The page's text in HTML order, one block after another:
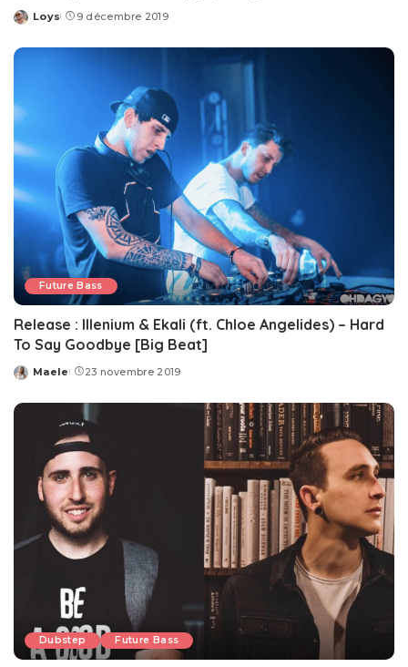
Posted
Loys 9 décembre 2019
Future Bass
Release : Illenium & Ekali (ft. Chloe Angelides) – Hard
To Say Goodbye [Big Beat]
Posted
Maele 23 novembre 2019
Dubstep Future Bass